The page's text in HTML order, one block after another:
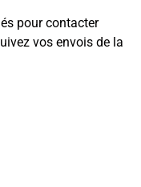
pour contacter
vos envois de la